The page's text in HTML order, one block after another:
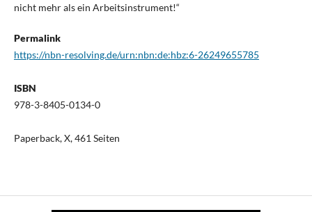
nicht mehr als ein Arbeitsinstrument!“
Permalink
https://nbn-resolving.de/urn:nbn:de:hbz:6-26249655785
ISBN
978-3-8405-0134-0
Paperback, X, 461 Seiten